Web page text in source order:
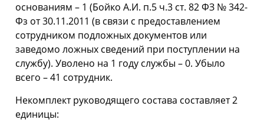
основаниям – 1 (Бойко А.И. п.5 ч.3 ст. 82 ФЗ № 342-
Фз от 30.11.2011 (в связи с предоставлением
сотрудником подложных документов или
заведомо ложных сведений при поступлении на
службу). Уволено на 1 году службы – 0. Убыло
всего – 41 сотрудник.
Некомплект руководящего состава составляет 2
единицы: